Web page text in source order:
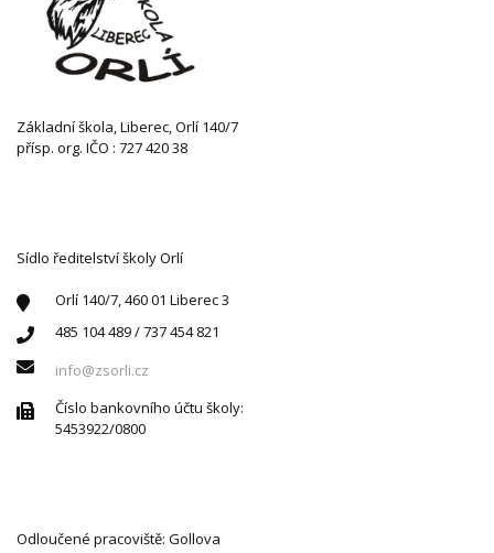
Základní škola, Liberec, Orlí 140/7
přísp. org. IČO : 727 420 38
Sídlo ředitelství školy Orlí
Orlí 140/7, 460 01 Liberec 3
485 104 489 / 737 454 821
info@zsorli.cz
Číslo bankovního účtu školy:
5453922/0800
Odloučené pracoviště: Gollova